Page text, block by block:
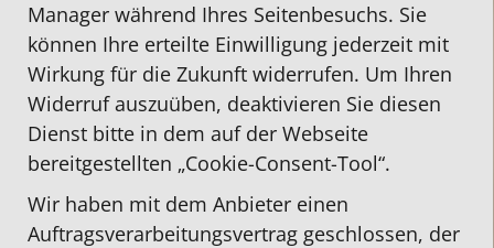
Manager während Ihres Seitenbesuchs. Sie
können Ihre erteilte Einwilligung jederzeit mit
Wirkung für die Zukunft widerrufen. Um Ihren
Widerruf auszuüben, deaktivieren Sie diesen
Dienst bitte in dem auf der Webseite
bereitgestellten „Cookie-Consent-Tool“.
Wir haben mit dem Anbieter einen
Auftragsverarbeitungsvertrag geschlossen, der